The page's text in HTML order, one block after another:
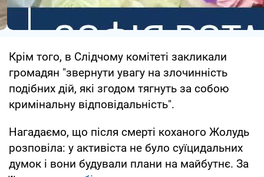
Крім того, в Слідчому комітеті закликали
громадян "звернути увагу на злочинність
подібних дій, які згодом тягнуть за собою
кримінальну відповідальність".
Нагадаємо, що після смерті коханого Жолудь
розповіла: у активіста не було суїцидальних
думок і вони будували плани на майбутнє. За